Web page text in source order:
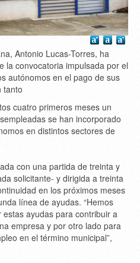
Antonio Lucas-Torres, ha
la convocatoria impulsada por el
autónomos en el pago de sus
tanto
cuatro primeros meses un
se han incorporado
en distintos sectores de
con una partida de treinta y
solicitante- y dirigida a treinta
en los próximos meses
línea de ayudas. “Hemos
ayudas para contribuir a
empresa y por otro lado para
en el término municipal”,